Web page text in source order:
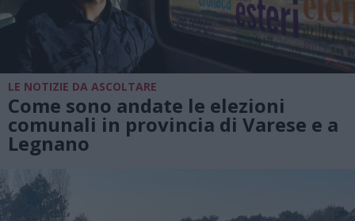
LE NOTIZIE DA ASCOLTARE
Come sono andate le elezioni
comunali in provincia di Varese e a
Legnano